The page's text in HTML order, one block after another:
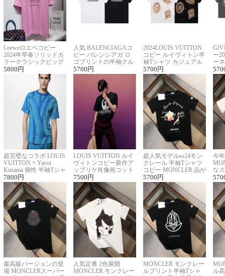
Loeweロエベコピー
2024年早春ソリッドカ
ラークラシックビッグ
ロゴ刺繍Tシャツ
5800 円
人気 BALENCIAGAコ
ピー バレンシアガ ロ
ゴプリントの半袖クル
ーネックTシャツ
5700 円
2024LOUIS VUITTON
コピー ルイヴィトン半
袖Tシャツ カジュアル
に馴染む 2色展開
5700 円
ー
ー
ー
超完璧なコラボ LOUIS
VUITTON × Yayoi
Kusama 個性 半袖Tシャ
ツコピー男女兼用
7800 円
LOUIS VUITTON ルイ
ヴィトンコピー新作ア
ップリケ肖像画コット
ンニット半袖Tシャツ
7500 円
超人気モデルss24モン
クレール 半袖Tシャツ
コピー MONCLER 品が
良く見た目
5700 円
今
な
ル
最高級バージョンの登
場 MONCLERスーパー
人気定番 2色展開
MONCLER モンクレー
MONCLER モンクレー
ルプリント半袖Tシャ
ル